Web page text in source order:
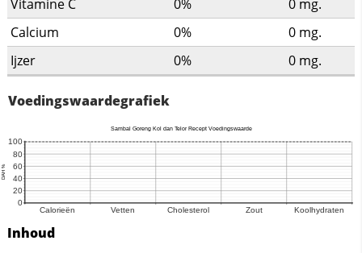
Vitamine C 0% 0 mg.
Calcium
0% 0 mg.
Ijzer
0% 0 mg.
Voedingswaardegrafiek
Inhoud